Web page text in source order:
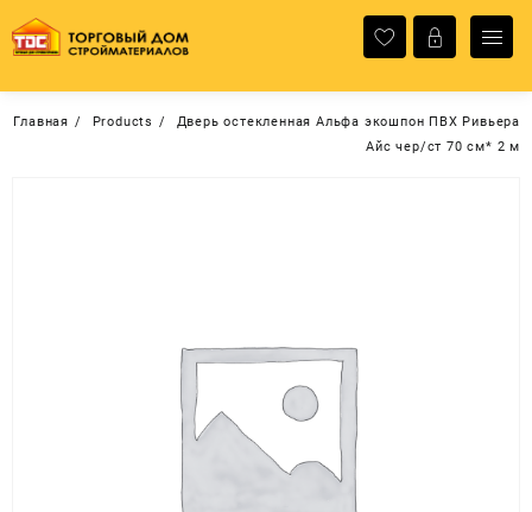
содержимому
Главная Products
Дверь остекленная Альфа экошпон ПВХ Ривьера
Айс чер/ст 70 см* 2 м